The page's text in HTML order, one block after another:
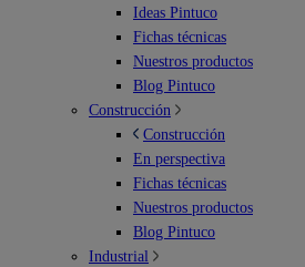
Ideas Pintuco
Fichas técnicas
Nuestros productos
Blog Pintuco
Construcción
Construcción
En perspectiva
Fichas técnicas
Nuestros productos
Blog Pintuco
Industrial